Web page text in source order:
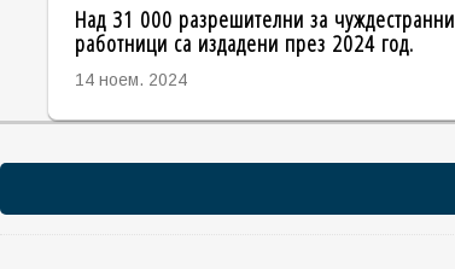
Над 31 000 разрешителни за чуждестранни
работници са издадени през 2024 год.
14 ноем. 2024